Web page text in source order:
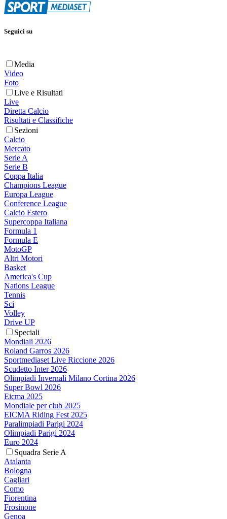
Seguici su
Media
Video
Foto
Live e Risultati
Live
Diretta Calcio
Risultati e Classifiche
Sezioni
Calcio
Mercato
Serie A
Serie B
Coppa Italia
Champions League
Europa League
Conference League
Calcio Estero
Supercoppa Italiana
Formula 1
Formula E
MotoGP
Altri Motori
Basket
America's Cup
Nations League
Tennis
Sci
Volley
Drive UP
Speciali
Mondiali 2026
Roland Garros 2026
Sportmediaset Live Riccione 2026
Scudetto Inter 2026
Olimpiadi Invernali Milano Cortina 2026
Super Bowl 2026
Eicma 2025
Mondiale per club 2025
EICMA Riding Fest 2025
Paralimpiadi Parigi 2024
Olimpiadi Parigi 2024
Euro 2024
Squadra Serie A
Atalanta
Bologna
Cagliari
Como
Fiorentina
Frosinone
Genoa